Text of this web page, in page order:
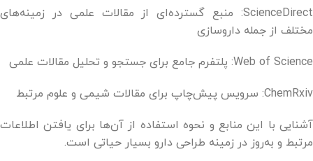
ScienceDirect: منبع گسترده‌ای از مقالات علمی در زمینه‌های
مختلف از جمله داروسازی
Web of Science: پلتفرم جامع برای جستجو و تحلیل مقالات علمی
ChemRxiv: سرویس پیش‌چاپ برای مقالات شیمی و علوم مرتبط
آشنایی با این منابع و نحوه استفاده از آن‌ها برای یافتن اطلاعات
مرتبط و به‌روز در زمینه طراحی دارو بسیار حیاتی است.